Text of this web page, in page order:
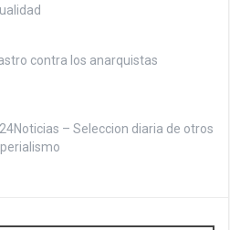
contra los anarquistas
– Seleccion diaria de otros